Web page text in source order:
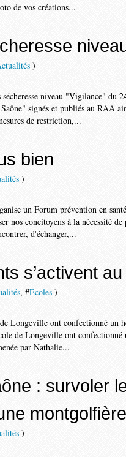
de vos créations...
)
sécheresse niveau "Vigilance" du
signés et publiés au RAA
de restriction,...
bien
)
un Forum prévention en
nos concitoyens à la nécessité
d'échanger,...
s’activent
, #Ecoles )
Longeville ont confectionné un
de Longeville ont
par Nathalie...
: survoler
montgolfière
)